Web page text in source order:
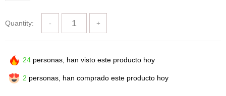
Quantity:
24 personas, han visto este producto hoy
2 personas, han comprado este producto hoy